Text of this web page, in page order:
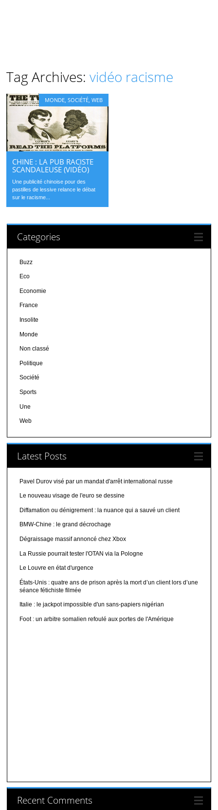
Tag Archives:vidéo racisme
MONDE ,SOCIÉTÉ ,WEB
CHINE : LA PUB RACISTE
SCANDALEUSE (VIDÉO)
Une publicité chinoise pour des
pastilles de lessive relance le débat
sur le racisme...
Categories
Buzz
Eco
Economie
France
Insolite
Monde
Non classé
Politique
Société
Sports
Une
Web
Latest Posts
Pavel Durov visé par un mandat d'arrêt international russe
Le nouveau visage de l'euro se dessine
Diffamation ou dénigrement : la nuance qui a sauvé un client
BMW-Chine : le grand décrochage
Dégraissage massif annoncé chez Xbox
La Russie pourrait tester l'OTAN via la Pologne
Le Louvre en état d'urgence
États-Unis : quatre ans de prison après la mort d’un client lors d’une
séance fétichiste filmée
Italie : le jackpot impossible d'un sans-papiers nigérian
Foot : un arbitre somalien refoulé aux portes de l'Amérique
Recent Comments